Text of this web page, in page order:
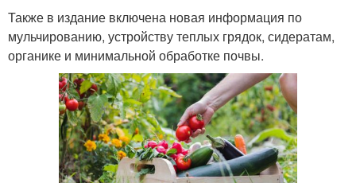
Также в издание включена новая информация по
мульчированию, устройству теплых грядок, сидератам,
органике и минимальной обработке почвы.